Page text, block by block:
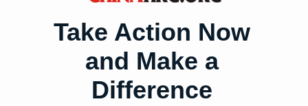
Take Action Now
and Make a
Difference